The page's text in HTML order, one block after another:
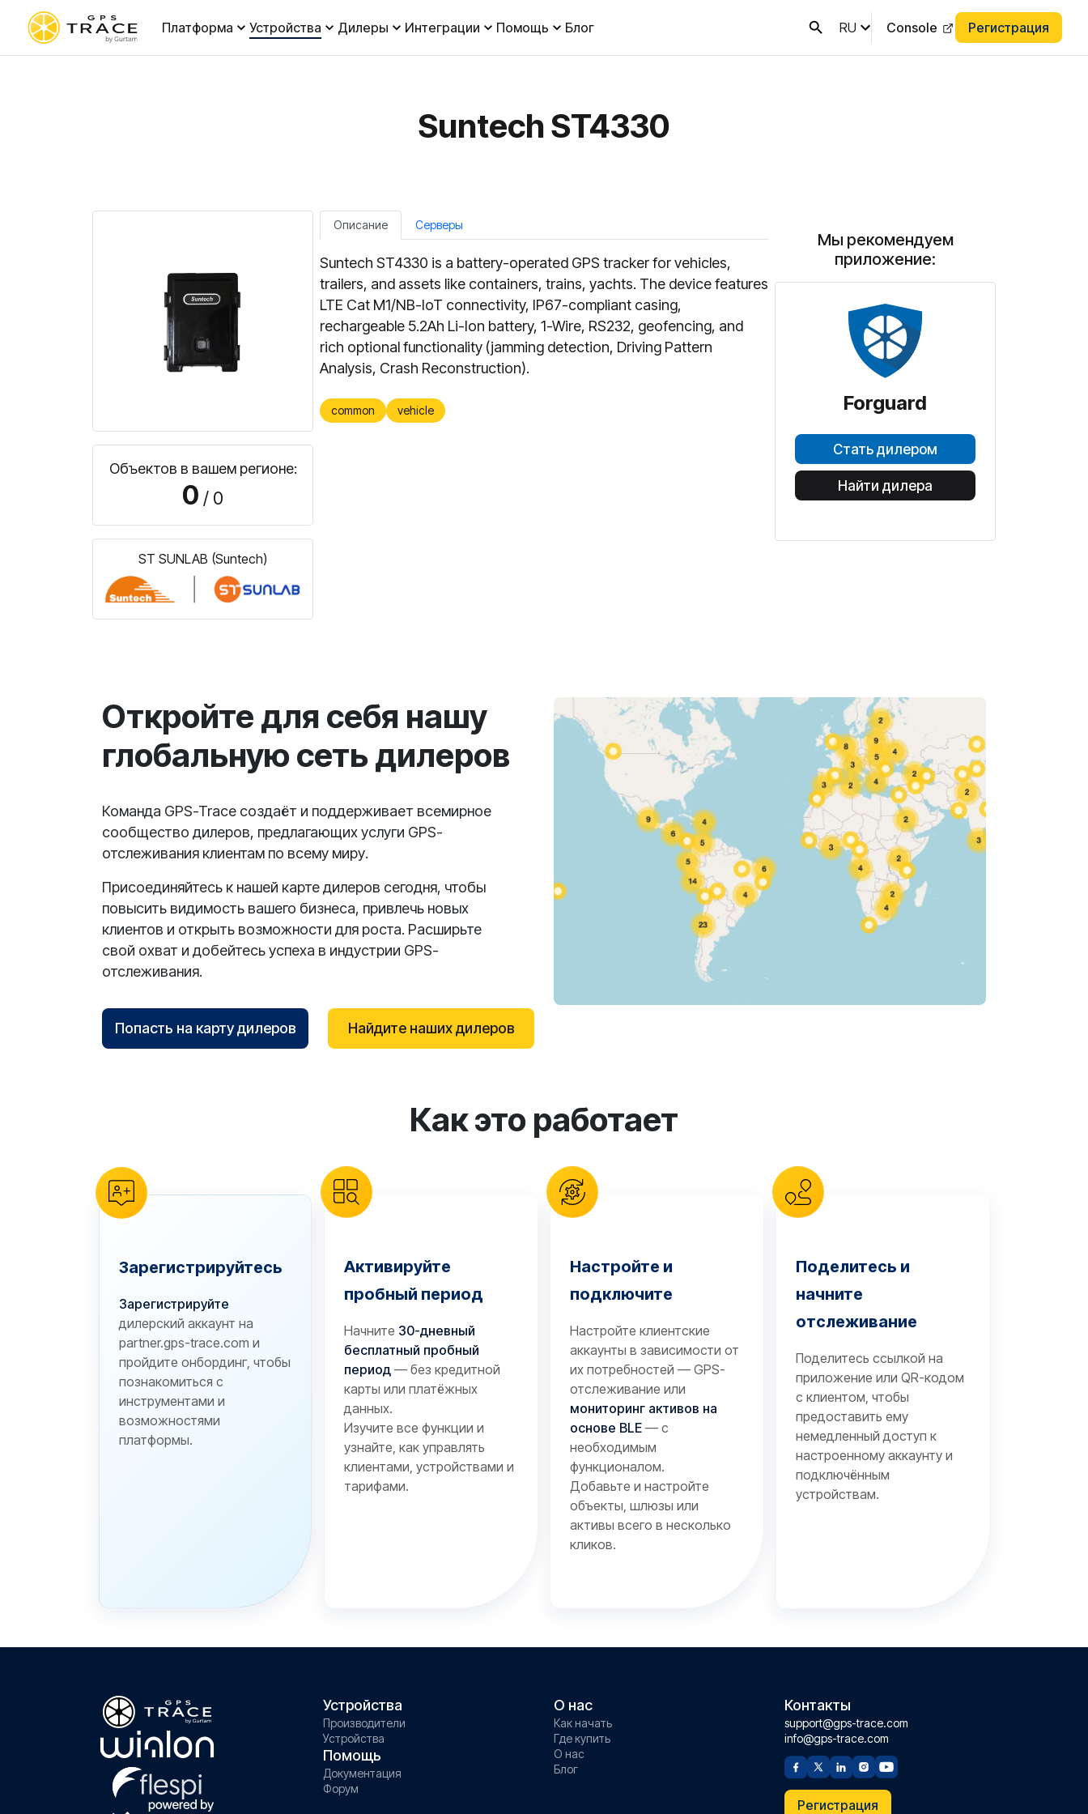
Платформа Устройства Дилеры Интеграции Помощь Блог RU Console Регистрация
Suntech ST4330
Объектов в вашем регионе:
0 / 0
ST SUNLAB (Suntech)
Описание Серверы
Suntech ST4330 is a battery-operated GPS tracker for vehicles,
trailers, and assets like containers, trains, yachts. The device features
LTE Cat M1/NB-IoT connectivity, IP67-compliant casing,
rechargeable 5.2Ah Li-Ion battery, 1-Wire, RS232, geofencing, and
rich optional functionality (jamming detection, Driving Pattern
Analysis, Crash Reconstruction).
common vehicle
Мы рекомендуем
приложение:
Forguard
Стать дилером
Найти дилера
Откройте для себя нашу
глобальную сеть дилеров
Команда GPS-Trace создаёт и поддерживает всемирное
сообщество дилеров, предлагающих услуги GPS-
отслеживания клиентам по всему миру.
Присоединяйтесь к нашей карте дилеров сегодня, чтобы
повысить видимость вашего бизнеса, привлечь новых
клиентов и открыть возможности для роста. Расширьте
свой охват и добейтесь успеха в индустрии GPS-
отслеживания.
Попасть на карту дилеров Найдите наших дилеров
Как это работает
Зарегистрируйтесь
Зарегистрируйте
дилерский аккаунт на
partner.gps-trace.com и
пройдите онбординг, чтобы
познакомиться с
инструментами и
возможностями
платформы.
Активируйте
пробный период
Начните 30-дневный
бесплатный пробный
период — без кредитной
карты или платёжных
данных.
Изучите все функции и
узнайте, как управлять
клиентами, устройствами и
тарифами.
Настройте и
подключите
Настройте клиентские
аккаунты в зависимости от
их потребностей — GPS-
отслеживание или
мониторинг активов на
основе BLE — с
необходимым
функционалом.
Добавьте и настройте
объекты, шлюзы или
активы всего в несколько
кликов.
Поделитесь и
начните
отслеживание
Поделитесь ссылкой на
приложение или QR-кодом
с клиентом, чтобы
предоставить ему
немедленный доступ к
настроенному аккаунту и
подключённым
устройствам.
Устройства
Производители
Устройства
Помощь
Документация
Форум
О нас
Как начать
Где купить
О нас
Блог
Контакты
support@gps-trace.com
info@gps-trace.com
Регистрация